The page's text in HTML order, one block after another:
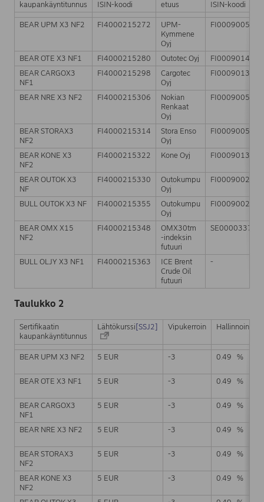
kaupankäyntitunnus ISIN-koodi etuus ISIN-koodi
BEAR UPM X3 NF2 FI4000215272
UPM-
Kymmene
Oyj
FI0009005987
BEAR OTE X3 NF1 FI4000215280 Outotec Oyj
FI0009014575
BEAR CARGOX3
NF1
FI4000215298
Cargotec
Oyj
FI0009013429
BEAR NRE X3 NF2 FI4000215306
Nokian
Renkaat
Oyj
FI0009005318
BEAR STORAX3
NF2
FI4000215314
Stora Enso
Oyj
FI0009005961
BEAR KONE X3
NF2
FI4000215322 Kone Oyj FI0009013403
BEAR OUTOK X3
NF
FI4000215330
Outokumpu
Oyj
FI0009002422
BULL OUTOK X3 NF FI4000215355
Outokumpu
Oyj
FI0009002422
BEAR OMX X15
NF2
FI4000215348
OMX30tm
-indeksin
futuuri
BULL OLJY X3 NF1 FI4000215363
ICE Brent
Crude Oil
futuuri
-
Taulukko 2
Sertifikaatin
kaupankäyntitunnus
Lähtökurssi [SSJ2] Vipukerroin
BEAR UPM X3 NF2 5 EUR -3 0.49 %
BEAR OTE X3 NF1 5 EUR -3 0.49 %
BEAR CARGOX3
NF1
5 EUR -3 0.49 %
BEAR NRE X3 NF2 5 EUR -3 0.49 %
BEAR STORAX3
NF2
5 EUR -3 0.49 %
BEAR KONE X3
NF2
5 EUR -3 0.49 %